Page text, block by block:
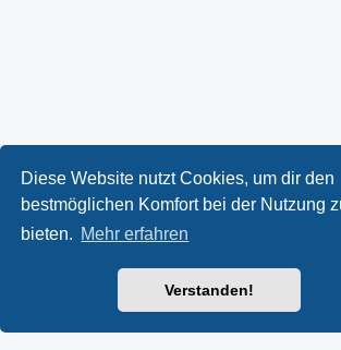
Diese Website nutzt Cookies, um dir den
bestmöglichen Komfort bei der Nutzung
bieten. Mehr erfahren
Verstanden!